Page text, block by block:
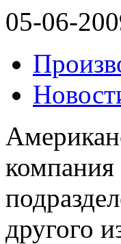
05-06-
другого